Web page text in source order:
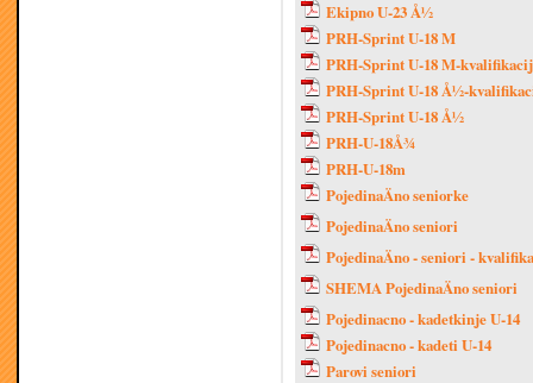
Ekipno U-23 Å½
PRH-Sprint U-18 M
PRH-Sprint U-18 M-
PRH-Sprint U-18 Å½-
PRH-Sprint U-18 Å½
PRH-U-18Å¾
PRH-U-18m
PojedinaÄno seniorke
PojedinaÄno seniori
PojedinaÄno - seniori -
SHEMA PojedinaÄno seniori
Pojedinacno - kadetkinje U-14
Pojedinacno - kadeti U-14
Parovi seniori